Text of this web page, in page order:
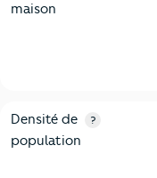
maison
2-Habitants
Critères Nord
Densité de
population
?